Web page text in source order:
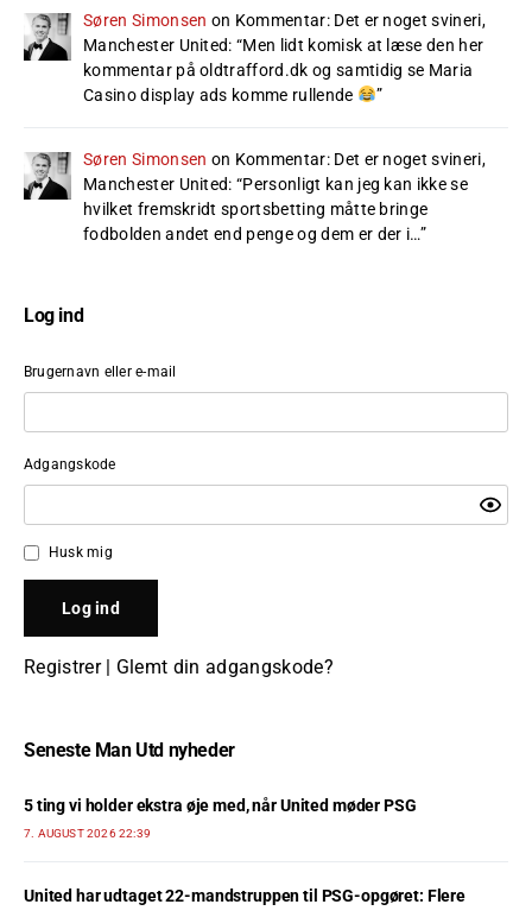
Søren Simonsen on Kommentar: Det er noget svineri,
Manchester United: “Men lidt komisk at læse den her
kommentar på oldtrafford.dk og samtidig se Maria
Casino display ads komme rullende
”
Søren Simonsen on Kommentar: Det er noget svineri,
Manchester United: “Personligt kan jeg kan ikke se
hvilket fremskridt sportsbetting måtte bringe
fodbolden andet end penge og dem er der i…”
Log ind
Brugernavn eller e-mail
Adgangskode
Husk mig
Registrer| Glemt din adgangskode?
Seneste Man Utd nyheder
5 ting vi holder ekstra øje med, når United møder PSG
7. AUGUST 2026 22:39
United har udtaget 22-mandstruppen til PSG-opgøret: Flere